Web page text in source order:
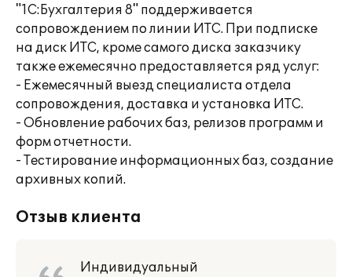
"1С:Бухгалтерия 8" поддерживается
сопровождением по линии ИТС. При подписке
на диск ИТС, кроме самого диска заказчику
также ежемесячно предоставляется ряд услуг:
- Ежемесячный выезд специалиста отдела
сопровождения, доставка и установка ИТС.
- Обновление рабочих баз, релизов программ и
форм отчетности.
- Тестирование информационных баз, создание
архивных копий.
Отзыв клиента
Индивидуальный